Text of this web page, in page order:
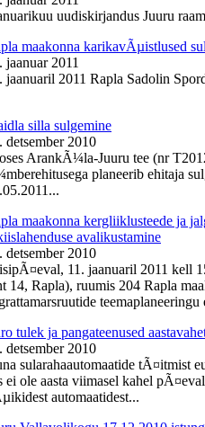
uudiskirjandus Juuru
maakonna karikavÃµistlused
jaanuar 2011
jaanuaril 2011 Rapla Sadolin
silla sulgemine
detsember 2010
ArankÃ¼la-Juuru tee (nr
planeerib ehitaja
maakonna kergliiklusteede ja
avalikustamine
detsember 2010
11. jaanuaril 2011 kell
14, Rapla), ruumis 204 Rapla
tulek ja pangateenused
detsember 2010
sularahaautomaatide tÃ¤itmist
ei ole aasta viimasel kahel
automaatidest...